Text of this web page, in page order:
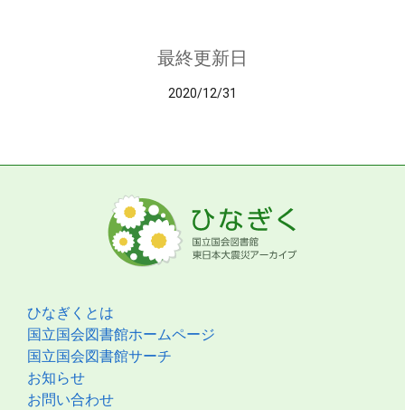
最終更新日
2020/12/31
ひなぎくとは
国立国会図書館ホームページ
国立国会図書館サーチ
お知らせ
お問い合わせ